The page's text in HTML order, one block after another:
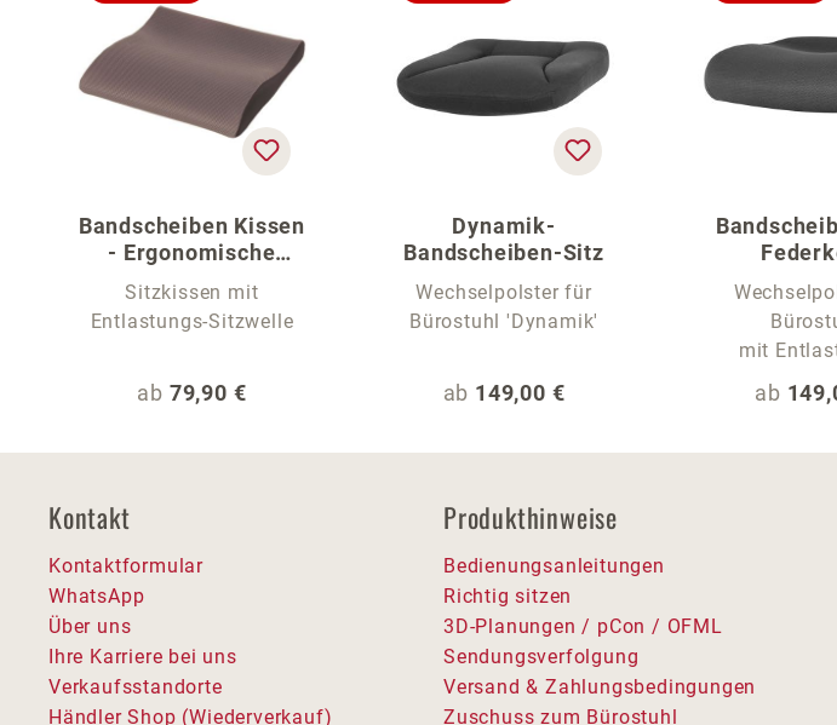
Bandscheiben Kissen
- Ergonomische
Sitzauflage
Sitzkissen mit
Entlastungs-Sitzwelle
Regulärer Preis:
ab 79,90 €
Dynamik-
Bandscheiben-Sitz
Wechselpolster für
Bürostuhl 'Dynamik'
Regulärer Preis:
ab 149,00 €
mit
ab
Kontakt
Kontaktformular
WhatsApp
Über uns
Ihre Karriere bei uns
Verkaufsstandorte
Händler Shop (Wiederverkauf)
Produkthinweise
Bedienungsanleitungen
Richtig sitzen
3D-Planungen / pCon / OFML
Sendungsverfolgung
Versand & Zahlungsbedingungen
Zuschuss zum Bürostuhl